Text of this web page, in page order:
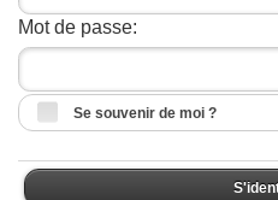
Mot de passe:
Se souvenir de moi ?